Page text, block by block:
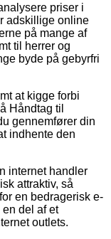
priser i
adskillige online
på mange af
til herrer og
byde på gebyrfri
at kigge forbi
Håndtag til
gennemfører din
indhente den
internet handler
attraktiv, så
en bedragerisk e-
del af et
outlets.